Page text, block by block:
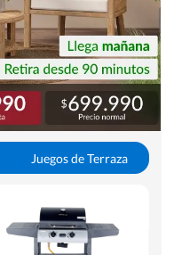
Juegos de Terraza